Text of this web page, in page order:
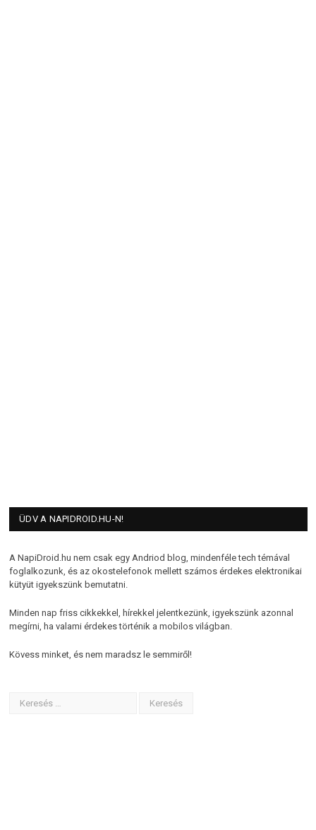
ÜDV A NAPIDROID.HU-N!
A NapiDroid.hu nem csak egy Andriod blog, mindenféle tech témával
foglalkozunk, és az okostelefonok mellett számos érdekes elektronikai
kütyüt igyekszünk bemutatni.
Minden nap friss cikkekkel, hírekkel jelentkezünk, igyekszünk azonnal
megírni, ha valami érdekes történik a mobilos világban.
Kövess minket, és nem maradsz le semmiről!